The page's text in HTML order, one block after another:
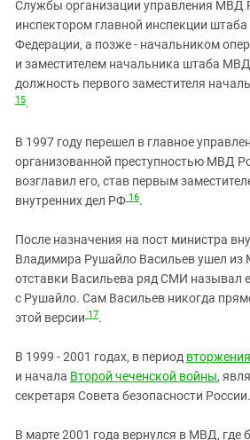
Службы организации управления МВД
инспектором главной инспекции
Федерации, а позже - начальником
и заместителем начальника штаба
должность первого заместителя
15.
В 1997 году перешел в главное
организованной преступностью МВД
возглавил его, став первым
внутренних дел РФ 16.
После назначения на пост министра
Владимира Рушайло Васильев ушел
отставки Васильева ряд СМИ называл
с Рушайло. Сам Васильев никогда
этой версии 17.
В 1999 - 2001 годах, в период
и начала Второй чеченской войны,
секретаря Совета безопасности России.
В марте 2001 года вернулся в МВД, где